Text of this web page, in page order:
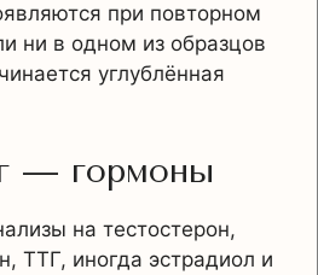
при повторном
ни в одном из образцов
углублённая
— гормоны
на тестостерон,
ТТГ, иногда эстрадиол и